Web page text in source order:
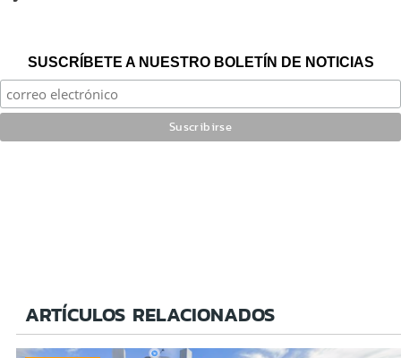
SUSCRÍBETE A NUESTRO BOLETÍN DE NOTICIAS
ARTÍCULOS RELACIONADOS